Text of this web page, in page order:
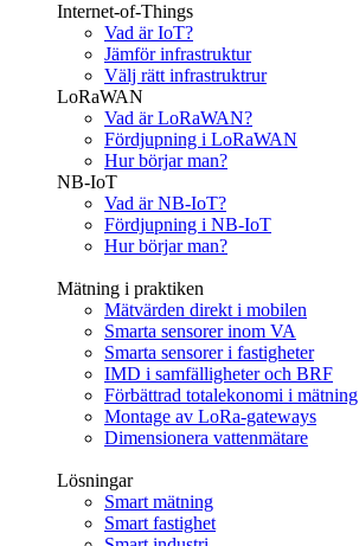
Internet-of-Things
Vad är IoT?
Jämför infrastruktur
Välj rätt infrastruktrur
LoRaWAN
Vad är LoRaWAN?
Fördjupning i LoRaWAN
Hur börjar man?
NB-IoT
Vad är NB-IoT?
Fördjupning i NB-IoT
Hur börjar man?
Mätning i praktiken
Mätvärden direkt i mobilen
Smarta sensorer inom VA
Smarta sensorer i fastigheter
IMD i samfälligheter och BRF
Förbättrad totalekonomi i mätning
Montage av LoRa-gateways
Dimensionera vattenmätare
Lösningar
Smart mätning
Smart fastighet